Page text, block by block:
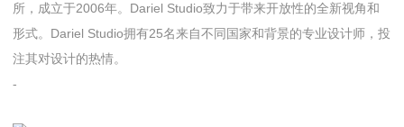
所，成立于2006年。Dariel Studio致力于带来开放性的全新视角和
形式。Dariel Studio拥有25名来自不同国家和背景的专业设计师，投
注其对设计的热情。
-